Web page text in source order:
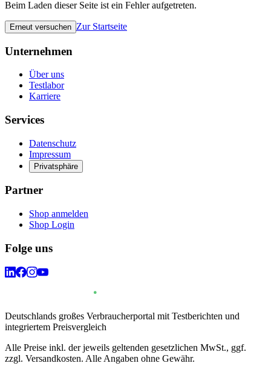
Beim Laden dieser Seite ist ein Fehler aufgetreten.
Erneut versuchen Zur Startseite
Unternehmen
Über uns
Testlabor
Karriere
Services
Datenschutz
Impressum
Privatsphäre
Partner
Shop anmelden
Shop Login
Folge uns
Deutschlands großes Verbraucherportal mit Testberichten und
integriertem Preisvergleich
Alle Preise inkl. der jeweils geltenden gesetzlichen MwSt., ggf.
zzgl. Versandkosten. Alle Angaben ohne Gewähr.